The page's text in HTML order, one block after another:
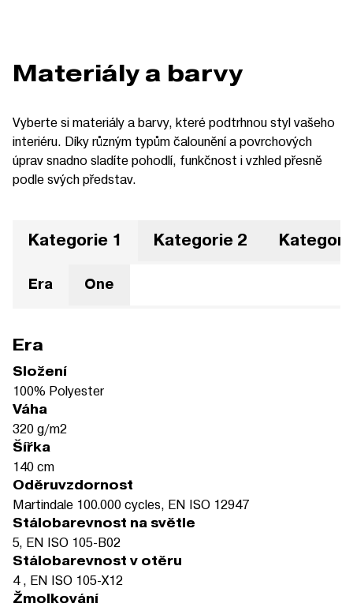
Materiály a barvy
Vyberte si materiály a barvy, které podtrhnou styl vašeho
interiéru. Díky různým typům čalounění a povrchových
úprav snadno sladíte pohodlí, funkčnost i vzhled přesně
podle svých představ.
Kategorie 1 Kategorie 2
Era One
Era
Složení
100% Polyester
Váha
320 g/m2
Šířka
140 cm
Oděruvzdornost
Martindale 100.000 cycles, EN ISO 12947
Stálobarevnost na světle
5, EN ISO 105-B02
Stálobarevnost v otěru
4 , EN ISO 105-X12
Žmolkování